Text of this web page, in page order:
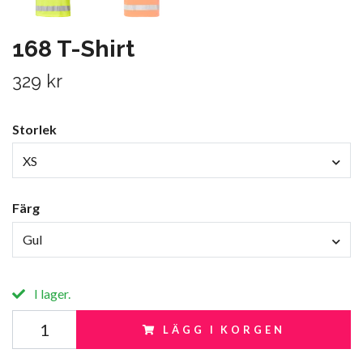
168 T-Shirt
329 kr
Storlek
XS
Färg
Gul
I lager.
LÄGG I KORGEN